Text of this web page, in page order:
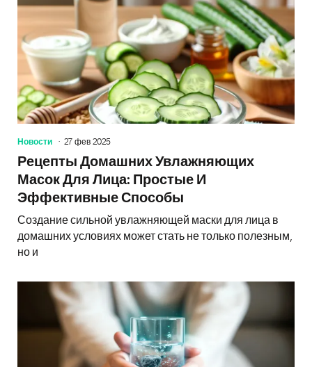
Новости 27 фев 2025
Рецепты Домашних Увлажняющих
Масок Для Лица: Простые И
Эффективные Способы
Создание сильной увлажняющей маски для лица в
домашних условиях может стать не только полезным,
но и